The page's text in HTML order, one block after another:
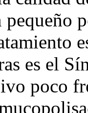
es el
poco